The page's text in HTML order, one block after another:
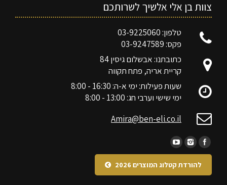
צוות בן אלי אלשיך לשרותכם
טלפון: 03-9225060
פקס: 03-9247589
כתובתנו: אבשלום גיסין 84
קריית אריה, פתח תקווה
שעות פעילות: ימי א-ה: 16:30 - 8:00
ימי שישי וערבי חג: 13:00 - 8:00
Amira@ben-eli.co.il
להורדת קטלוג המוצרים 2026